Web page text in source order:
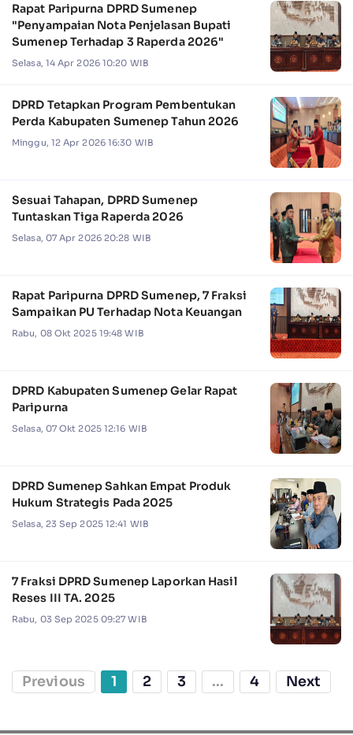
Rapat Paripurna DPRD Sumenep
"Penyampaian Nota Penjelasan Bupati
Sumenep Terhadap 3 Raperda 2026"
Selasa, 14 Apr 2026 10:20 WIB
DPRD Tetapkan Program Pembentukan
Perda Kabupaten Sumenep Tahun 2026
Minggu, 12 Apr 2026 16:30 WIB
Sesuai Tahapan, DPRD Sumenep
Tuntaskan Tiga Raperda 2026
Selasa, 07 Apr 2026 20:28 WIB
Rapat Paripurna DPRD Sumenep, 7 Fraksi
Sampaikan PU Terhadap Nota Keuangan
Rabu, 08 Okt 2025 19:48 WIB
DPRD Kabupaten Sumenep Gelar Rapat
Paripurna
Selasa, 07 Okt 2025 12:16 WIB
DPRD Sumenep Sahkan Empat Produk
Hukum Strategis Pada 2025
Selasa, 23 Sep 2025 12:41 WIB
7 Fraksi DPRD Sumenep Laporkan Hasil
Reses III TA. 2025
Rabu, 03 Sep 2025 09:27 WIB
Previous 1 2 3 ... 4 Next